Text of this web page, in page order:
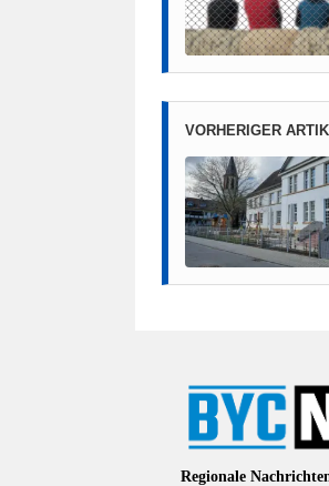
VORHERIGER
Regionale